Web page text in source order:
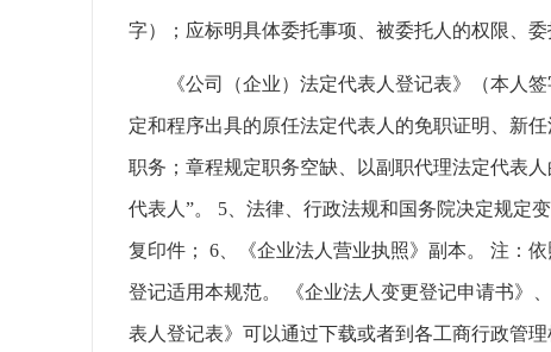
字）；应标明具体委托事项、被委托人的权限、委
《公司（企业）法定代表人登记表》（本人签
定和程序出具的原任法定代表人的免职证明、新
职务；章程规定职务空缺、以副职代理法定代表
代表人”。 5、法律、行政法规和国务院决定规定
复印件； 6、《企业法人营业执照》副本。 注：
登记适用本规范。 《企业法人变更登记申请书》
表人登记表》可以通过下载或者到各工商行政管